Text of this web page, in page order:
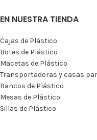
EN NUESTRA TIENDA
Cajas de Plástico
Botes de Plástico
Macetas de Plástico
Transportadoras y casas
Bancos de Plástico
Mesas de Plástico
Sillas de Plástico